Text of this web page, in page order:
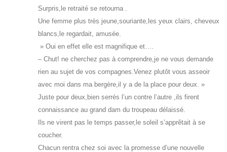
Surpris,le retraité se retourna .
Une femme plus très jeune,souriante,les yeux clairs, cheveux
blancs,le regardait, amusée.
» Oui en effet elle est magnifique et….
– Chut! ne cherchez pas à comprendre,je ne vous demande
rien au sujet de vos compagnes.Venez plutôt vous asseoir
avec moi dans ma bergère,il y a de la place pour deux. »
Juste pour deux,bien serrés l’un contre l’autre ,ils firent
connaissance au grand dam du troupeau délaissé.
Ils ne virent pas le temps passer,le soleil s’apprêtait à se
coucher.
Chacun rentra chez soi avec la promesse d’une nouvelle